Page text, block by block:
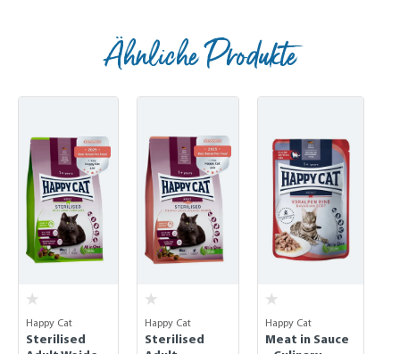
Ähnliche Produkte
Happy Cat
Sterilised
Happy Cat
Sterilised
Happy Cat
Meat in Sauce